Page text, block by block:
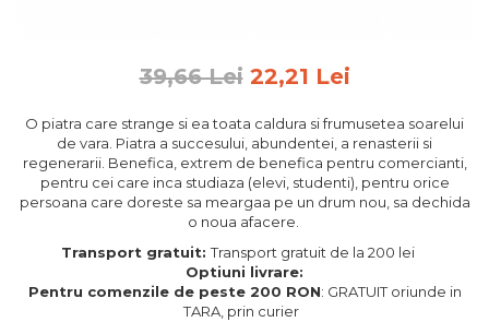
Rame foto din lemn
Aromaterapie
Papioane din lemn
Decoratiuni pentru casa
Genti si portofele barbati din
piele naturala
Cadouri de Paste
Produse personalizate pentru
39,66 Lei 22,21 Lei
O piatra care strange si ea toata caldura si frumusetea soarelui
de vara. Piatra a succesului, abundentei, a renasterii si
regenerarii. Benefica, extrem de benefica pentru comercianti,
pentru cei care inca studiaza (elevi, studenti), pentru orice
persoana care doreste sa meargaa pe un drum nou, sa dechida
o noua afacere.
Transport gratuit:Transport gratuit de la 200 lei
Optiuni livrare:
Pentru comenzile de peste 200 RON: GRATUIT oriunde in
TARA, prin curier